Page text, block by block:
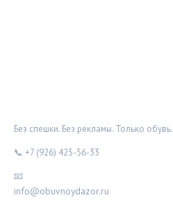
Без спешки. Без рекламы. Только обувь.
📞 +7 (926) 425-56-33
📧
info@obuvnoydazor.ru